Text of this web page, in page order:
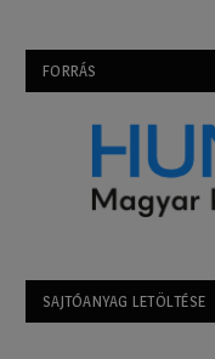
FORRÁS
SAJTÓANYAG LETÖLTÉSE